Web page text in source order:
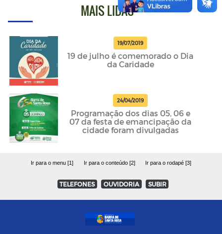
MAIS LIDAS
19/07/2019
19 de julho é comemorado o Dia
da Caridade
24/04/2019
Programação dos dias 05, 06 e
07 da festa de emancipação da
cidade foram divulgadas
Ir para o menu [1] Ir para o conteúdo [2] Ir para o rodapé [3]
TELEFONES OUVIDORIA SUBIR